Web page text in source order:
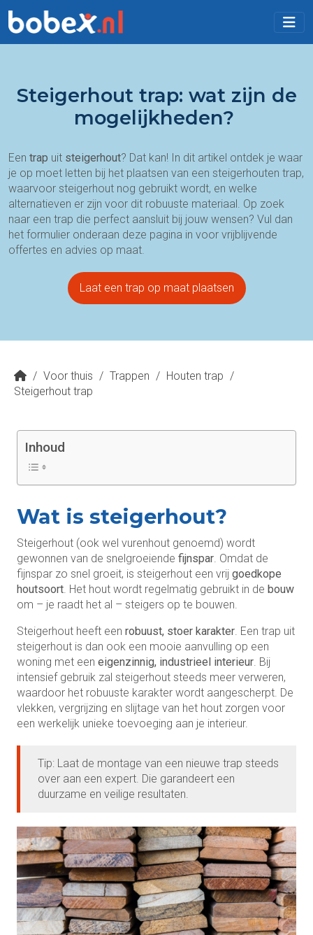
Steigerhout trap: wat zijn de
mogelijkheden?
Een trap uit steigerhout? Dat kan! In dit artikel ontdek je waar
je op moet letten bij het plaatsen van een steigerhouten trap,
waarvoor steigerhout nog gebruikt wordt, en welke
alternatieven er zijn voor dit robuuste materiaal. Op zoek
naar een trap die perfect aansluit bij jouw wensen? Vul dan
het formulier onderaan deze pagina in voor vrijblijvende
offertes en advies op maat.
Laat een trap op maat plaatsen
/ Voor thuis / Trappen / Houten trap /
Steigerhout trap
Inhoud
Wat is steigerhout?
Steigerhout (ook wel vurenhout genoemd) wordt
gewonnen van de snelgroeiende fijnspar. Omdat de
fijnspar zo snel groeit, is steigerhout een vrij goedkope
houtsoort. Het hout wordt regelmatig gebruikt in de bouw
om – je raadt het al – steigers op te bouwen.
Steigerhout heeft een robuust, stoer karakter. Een trap uit
steigerhout is dan ook een mooie aanvulling op een
woning met een eigenzinnig, industrieel interieur. Bij
intensief gebruik zal steigerhout steeds meer verweren,
waardoor het robuuste karakter wordt aangescherpt. De
vlekken, vergrijzing en slijtage van het hout zorgen voor
een werkelijk unieke toevoeging aan je interieur.
Tip: Laat de montage van een nieuwe trap steeds
over aan een expert. Die garandeert een
duurzame en veilige resultaten.